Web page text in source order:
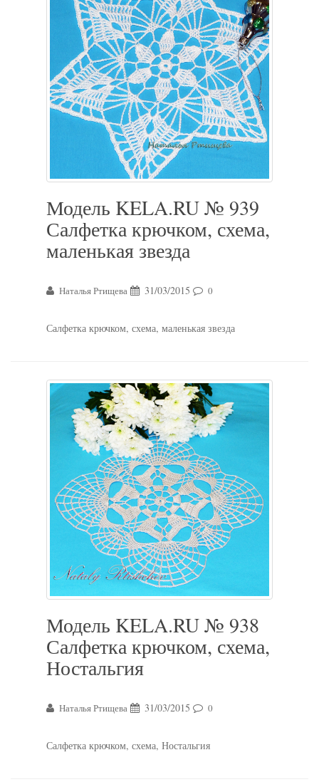
Модель KELA.RU № 939
Салфетка крючком, схема,
маленькая звезда
Наталья Ртищева 31/03/2015 0
Салфетка крючком, схема, маленькая звезда
Модель KELA.RU № 938
Салфетка крючком, схема,
Ностальгия
Наталья Ртищева 31/03/2015 0
Салфетка крючком, схема, Ностальгия